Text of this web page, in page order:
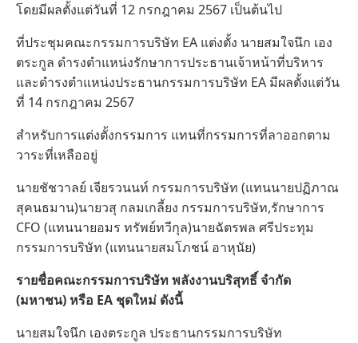
โดยมีผลตั้งแต่วันที่ 12 กรกฎาคม 2567 เป็นต้นไป
ที่ประชุมคณะกรรมการบริษัท EA แต่งตั้ง นายสมใจนึก เอง
ตระกูล ดำรงตำแหน่งรักษาการประธานเจ้าหน้าที่บริหาร
และดำรงตำแหน่งประธานกรรมการบริษัท EA มีผลตั้งแต่วัน
ที่ 14 กรกฎาคม 2567
สำหรับการแต่งตั้งกรรมการ แทนที่กรรมการที่ลาออกตาม
วาระที่เหลืออยู่
นายชัชวาลย์ เจียรวนนท์ กรรมการบริษัท (แทนนายปฏิภาณ
สุคนธมาน)นายวสุ กลมเกลี้ยง กรรมการบริษัท,รักษาการ
CFO (แทนนายอมร ทรัพย์ทวีกุล)นายฉัตรพล ศรีประทุม
กรรมการบริษัท (แทนนายสมโภชน์ อาหุนัย)
รายชื่อคณะกรรมการบริษัท พลังงานบริสุทธิ์ จำกัด
(มหาชน) หรือ EA ชุดใหม่ ดังนี้
นายสมใจนึก เองตระกูล ประธานกรรมการบริษัท